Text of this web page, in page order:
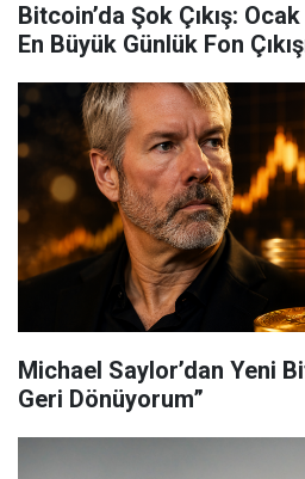
Bitcoin’da Şok Çıkış:
En Büyük Günlük Fon
Michael Saylor’dan Yeni
Geri Dönüyorum”